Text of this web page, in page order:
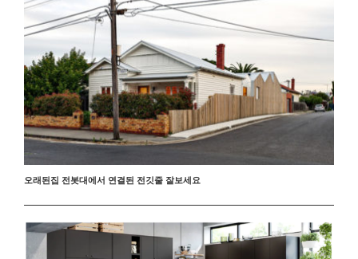
오래된집 전봇대에서 연결된 전깃줄 잘보세요